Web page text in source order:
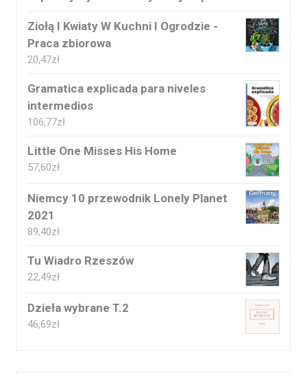
Ziołą I Kwiaty W Kuchni I Ogrodzie -
Praca zbiorowa
20,47zł
Gramatica explicada para niveles
intermedios
106,77zł
Little One Misses His Home
57,60zł
Niemcy 10 przewodnik Lonely Planet
2021
89,40zł
Tu Wiadro Rzeszów
22,49zł
Dzieła wybrane T.2
46,69zł